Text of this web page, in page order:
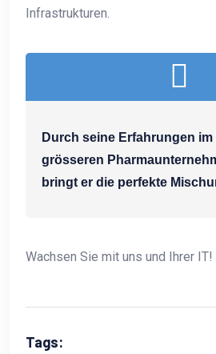
Infrastrukturen.
Durch seine Erfahrungen im
grösseren
bringt er die perfekte
Wachsen Sie mit uns und Ihrer IT!
Tags: